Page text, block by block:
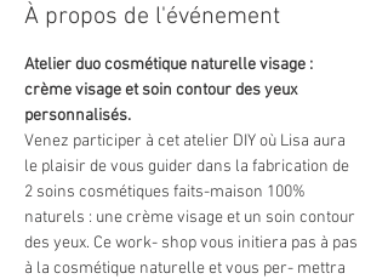
À propos de l'événement
Atelier duo cosmétique naturelle visage :
crème visage et soin contour des yeux
personnalisés.
Venez participer à cet atelier DIY où Lisa aura
le plaisir de vous guider dans la fabrication de
2 soins cosmétiques faits-maison 100%
naturels : une crème visage et un soin contour
des yeux. Ce work- shop vous initiera pas à pas
à la cosmétique naturelle et vous per- mettra